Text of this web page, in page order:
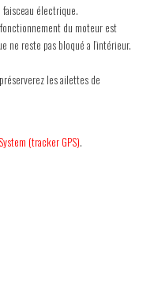
électrique.
du moteur est
ne reste pas bloqué a l’intérieur.
les ailettes de
(tracker GPS).